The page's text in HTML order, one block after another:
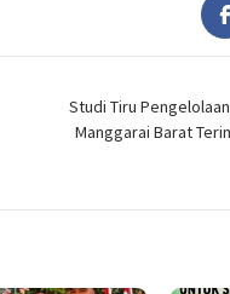
Studi Tiru
Manggarai Barat